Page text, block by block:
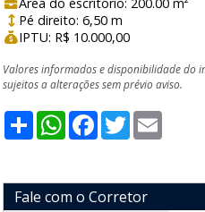
Pé direito: 6,50 m
IPTU: R$ 10.000,00
Valores informados e disponibilidade do
sujeitos a alterações sem prévio aviso.
ShareWhatsApp
Facebook
Twitter
Fale com o Corretor